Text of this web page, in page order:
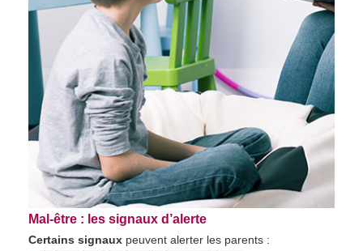
Mal-être : les signaux d’alerte
Certains signaux peuvent alerter les parents :